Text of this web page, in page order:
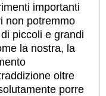
importanti
non potremmo
piccoli e grandi
la nostra, la
oltre
porre